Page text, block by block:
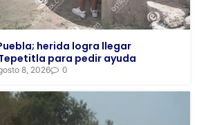
herida logra llegar
para pedir ayuda
8, 2026 0